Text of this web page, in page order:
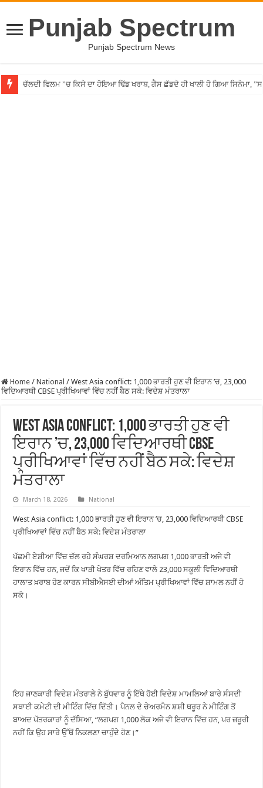
Punjab Spectrum
Punjab Spectrum News
ਚੱਲਦੀ ਫਿਲਮ ”ਚ ਕਿਸੇ ਦਾ ਹੋਇਆ ਢਿੱਡ ਖਰਾਬ, ਗੈਸ ਛੱਡਦੇ ਹੀ ਖਾਲੀ ਹੋ ਗਿਆ ਸਿਨੇਮਾ,
Home / National / West Asia conflict: 1,000 ਭਾਰਤੀ ਹੁਣ ਵੀ ਇਰਾਨ ’ਚ, 23,000
ਵਿਦਿਆਰਥੀ CBSE ਪ੍ਰੀਖਿਆਵਾਂ ਵਿੱਚ ਨਹੀਂ ਬੈਠ ਸਕੇ: ਵਿਦੇਸ਼ ਮੰਤਰਾਲਾ
West Asia conflict: 1,000 ਭਾਰਤੀ ਹੁਣ ਵੀ
ਇਰਾਨ ’ਚ, 23,000 ਵਿਦਿਆਰਥੀ CBSE
ਪ੍ਰੀਖਿਆਵਾਂ ਵਿੱਚ ਨਹੀਂ ਬੈਠ ਸਕੇ: ਵਿਦੇਸ਼
ਮੰਤਰਾਲਾ
March 18, 2026 National
West Asia conflict: 1,000 ਭਾਰਤੀ ਹੁਣ ਵੀ ਇਰਾਨ ’ਚ, 23,000 ਵਿਦਿਆਰਥੀ CBSE
ਪ੍ਰੀਖਿਆਵਾਂ ਵਿੱਚ ਨਹੀਂ ਬੈਠ ਸਕੇ: ਵਿਦੇਸ਼ ਮੰਤਰਾਲਾ
ਪੱਛਮੀ ਏਸ਼ੀਆ ਵਿੱਚ ਚੱਲ ਰਹੇ ਸੰਘਰਸ਼ ਦਰਮਿਆਨ ਲਗਪਗ 1,000 ਭਾਰਤੀ ਅਜੇ ਵੀ
ਇਰਾਨ ਵਿੱਚ ਹਨ, ਜਦੋਂ ਕਿ ਖਾੜੀ ਖੇਤਰ ਵਿੱਚ ਰਹਿਣ ਵਾਲੇ 23,000 ਸਕੂਲੀ ਵਿਦਿਆਰਥੀ
ਹਾਲਾਤ ਖ਼ਰਾਬ ਹੋਣ ਕਾਰਨ ਸੀਬੀਐਸਈ ਦੀਆਂ ਅੰਤਿਮ ਪ੍ਰੀਖਿਆਵਾਂ ਵਿੱਚ ਸ਼ਾਮਲ ਨਹੀਂ ਹੋ
ਸਕੇ।
ਇਹ ਜਾਣਕਾਰੀ ਵਿਦੇਸ਼ ਮੰਤਰਾਲੇ ਨੇ ਬੁੱਧਵਾਰ ਨੂੰ ਇੱਥੇ ਹੋਈ ਵਿਦੇਸ਼ ਮਾਮਲਿਆਂ ਬਾਰੇ ਸੰਸਦੀ
ਸਥਾਈ ਕਮੇਟੀ ਦੀ ਮੀਟਿੰਗ ਵਿੱਚ ਦਿੱਤੀ। ਪੈਨਲ ਦੇ ਚੇਅਰਮੈਨ ਸ਼ਸ਼ੀ ਥਰੂਰ ਨੇ ਮੀਟਿੰਗ ਤੋਂ
ਬਾਅਦ ਪੱਤਰਕਾਰਾਂ ਨੂੰ ਦੱਸਿਆ, “ਲਗਪਗ 1,000 ਲੋਕ ਅਜੇ ਵੀ ਇਰਾਨ ਵਿੱਚ ਹਨ, ਪਰ ਜ਼ਰੂਰੀ
ਨਹੀਂ ਕਿ ਉਹ ਸਾਰੇ ਉੱਥੋਂ ਨਿਕਲਣਾ ਚਾਹੁੰਦੇ ਹੋਣ।”